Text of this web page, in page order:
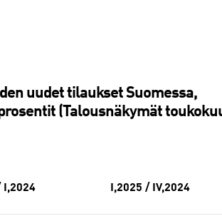
uudet tilaukset Suomessa,
(Talousnäkymät
I,2024 I,2025 / IV,2024